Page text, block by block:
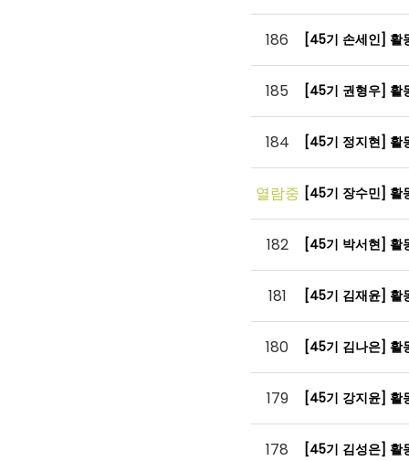
186 [45기 손세인] 활
185 [45기 권형우] 활
184 [45기 정지현] 활
열람중 [45기 장수민] 활
182 [45기 박서현] 활
181 [45기 김재윤] 활
180 [45기 김나은] 활
179 [45기 강지윤] 활
178 [45기 김성은] 활